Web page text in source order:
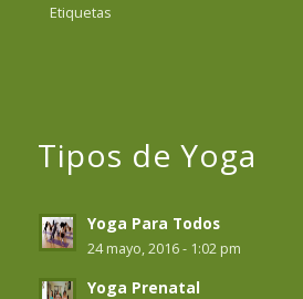
Etiquetas
Tipos de Yoga
Yoga Para Todos
24 mayo, 2016 - 1:02 pm
Yoga Prenatal